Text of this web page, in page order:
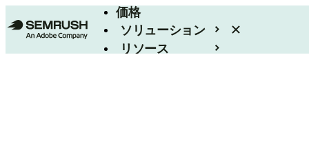
価格
ソリューション
リソース